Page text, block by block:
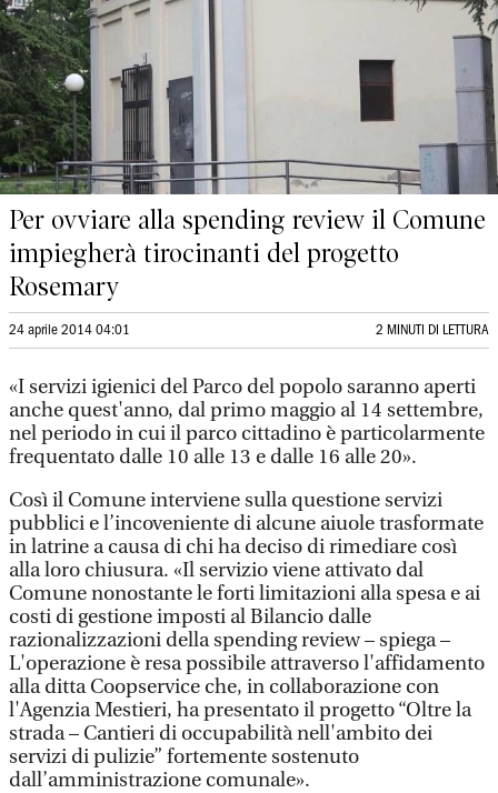
Per ovviare alla spending review il Comune
impiegherà tirocinanti del progetto
Rosemary
24 aprile 2014 04:01 2 MINUTI DI LETTURA
«I servizi igienici del Parco del popolo saranno aperti
anche quest'anno, dal primo maggio al 14 settembre,
nel periodo in cui il parco cittadino è particolarmente
frequentato dalle 10 alle 13 e dalle 16 alle 20».
Così il Comune interviene sulla questione servizi
pubblici e l’incoveniente di alcune aiuole trasformate
in latrine a causa di chi ha deciso di rimediare così
alla loro chiusura. «Il servizio viene attivato dal
Comune nonostante le forti limitazioni alla spesa e ai
costi di gestione imposti al Bilancio dalle
razionalizzazioni della spending review – spiega –
L'operazione è resa possibile attraverso l'affidamento
alla ditta Coopservice che, in collaborazione con
l'Agenzia Mestieri, ha presentato il progetto “Oltre la
strada – Cantieri di occupabilità nell'ambito dei
servizi di pulizie” fortemente sostenuto
dall’amministrazione comunale».